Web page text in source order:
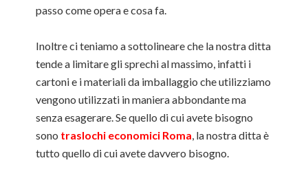
passo come opera e cosa fa.
Inoltre ci teniamo a sottolineare che la nostra ditta
tende a limitare gli sprechi al massimo, infatti i
cartoni e i materiali da imballaggio che utilizziamo
vengono utilizzati in maniera abbondante ma
senza esagerare. Se quello di cui avete bisogno
sono traslochi economici Roma, la nostra ditta è
tutto quello di cui avete davvero bisogno.